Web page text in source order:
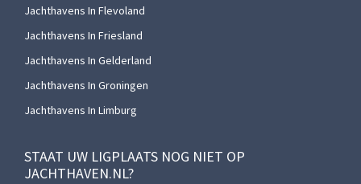
Jachthavens In Flevoland
Jachthavens In Friesland
Jachthavens In Gelderland
Jachthavens In Groningen
Jachthavens In Limburg
STAAT UW LIGPLAATS NOG NIET OP
JACHTHAVEN.NL?